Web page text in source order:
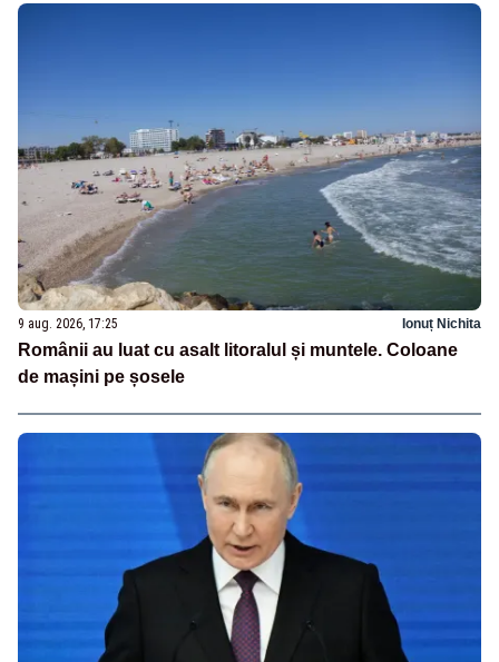
9 aug. 2026, 17:25 Ionuț Nichita
Românii au luat cu asalt litoralul și muntele. Coloane
de mașini pe șosele